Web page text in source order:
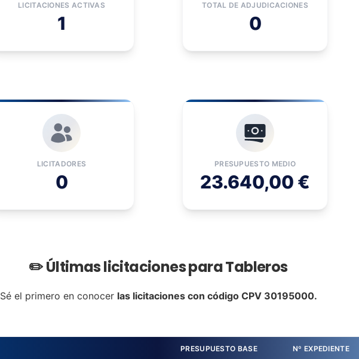
LICITACIONES ACTIVAS
1
TOTAL DE ADJUDICACIONES
0
LICITADORES
0
PRESUPUESTO MEDIO
23.640,00 €
✏️ Últimas licitaciones para Tableros
Sé el primero en conocer las licitaciones con código CPV 30195000.
PRESUPUESTO BASE Nº EXPEDIENTE